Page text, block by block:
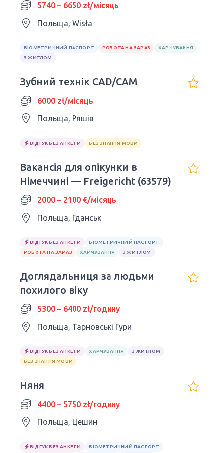
5740 – 6650 zł/місяць
Польща, Wisła
БІОМЕТРИЧНИЙ ПАСПОРТ РОБОТА НА ЗАРАЗ
ХАРЧУВАННЯ
З ЖИТЛОМ
Зубний технік CAD/CAM
6000 zł/місяць
Польща, Ряшів
ВІДГУК БЕЗ АНКЕТИ БЕЗ ЗНАННЯ МОВИ
Вакансія для опікунки в
Німеччині — Freigericht (63579)
2000 – 2100 €/місяць
Польща, Гданськ
ВІДГУК БЕЗ АНКЕТИ
БІОМЕТРИЧНИЙ ПАСПОРТ
РОБОТА НА ЗАРАЗ
ХАРЧУВАННЯ З ЖИТЛОМ
Доглядальниця за людьми
похилого віку
5300 – 6400 zł/годину
Польща, Тарновські Гури
ВІДГУК БЕЗ АНКЕТИ ХАРЧУВАННЯ
З ЖИТЛОМ
БЕЗ ЗНАННЯ МОВИ
Няня
4400 – 5750 zł/годину
Польща, Цешин
ВІДГУК БЕЗ АНКЕТИ
БІОМЕТРИЧНИЙ ПАСПОРТ